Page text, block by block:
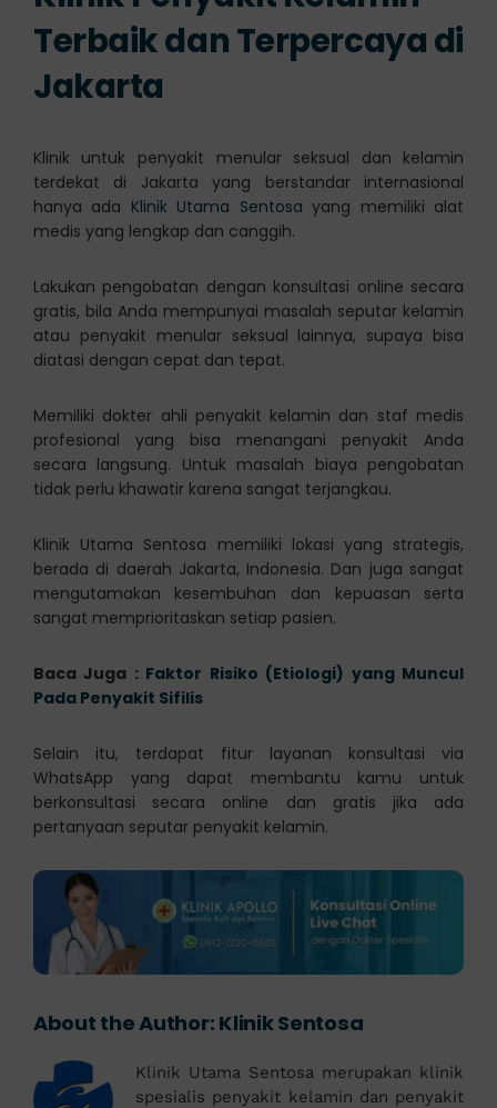
Terbaik dan Terpercaya di
Jakarta
Klinik untuk penyakit menular seksual dan kelamin
terdekat di Jakarta yang berstandar internasional
hanya ada Klinik Utama Sentosa yang memiliki alat
medis yang lengkap dan canggih.
Lakukan pengobatan dengan konsultasi online secara
gratis, bila Anda mempunyai masalah seputar kelamin
atau penyakit menular seksual lainnya, supaya bisa
diatasi dengan cepat dan tepat.
Memiliki dokter ahli penyakit kelamin dan staf medis
profesional yang bisa menangani penyakit Anda
secara langsung. Untuk masalah biaya pengobatan
tidak perlu khawatir karena sangat terjangkau.
Klinik Utama Sentosa memiliki lokasi yang strategis,
berada di daerah Jakarta, Indonesia. Dan juga sangat
mengutamakan kesembuhan dan kepuasan serta
sangat memprioritaskan setiap pasien.
Baca Juga : Faktor Risiko (Etiologi) yang Muncul
Pada Penyakit Sifilis
Selain itu, terdapat fitur layanan konsultasi via
WhatsApp yang dapat membantu kamu untuk
berkonsultasi secara online dan gratis jika ada
pertanyaan seputar penyakit kelamin.
About the Author: Klinik Sentosa
Klinik Utama Sentosa merupakan klinik
spesialis penyakit kelamin dan penyakit